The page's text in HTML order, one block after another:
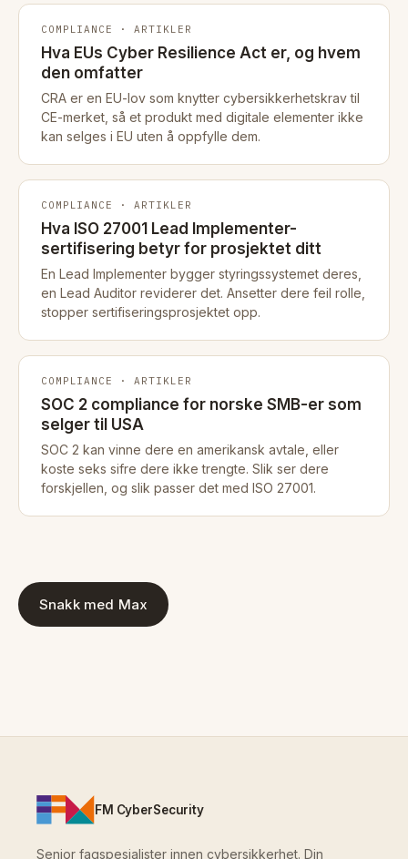
COMPLIANCE · ARTIKLER
Hva EUs Cyber Resilience Act er, og hvem
den omfatter
CRA er en EU-lov som knytter cybersikkerhetskrav til
CE-merket, så et produkt med digitale elementer ikke
kan selges i EU uten å oppfylle dem.
COMPLIANCE · ARTIKLER
Hva ISO 27001 Lead Implementer-
sertifisering betyr for prosjektet ditt
En Lead Implementer bygger styringssystemet deres,
en Lead Auditor reviderer det. Ansetter dere feil rolle,
stopper sertifiseringsprosjektet opp.
COMPLIANCE · ARTIKLER
SOC 2 compliance for norske SMB-er som
selger til USA
SOC 2 kan vinne dere en amerikansk avtale, eller
koste seks sifre dere ikke trengte. Slik ser dere
forskjellen, og slik passer det med ISO 27001.
Snakk med Max
FM CyberSecurity
Senior fagspesialister innen cybersikkerhet. Din